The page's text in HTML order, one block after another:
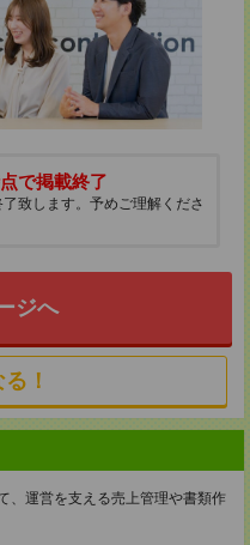
で掲載終了
致します。予めご理解くださ
ジへ
！
、運営を支える売上管理や書類作